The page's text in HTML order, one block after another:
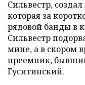
Сильвестр,
которая за
рядовой банды в
Сильвестр
мине, а в скором
преемник,
Гуситинский.